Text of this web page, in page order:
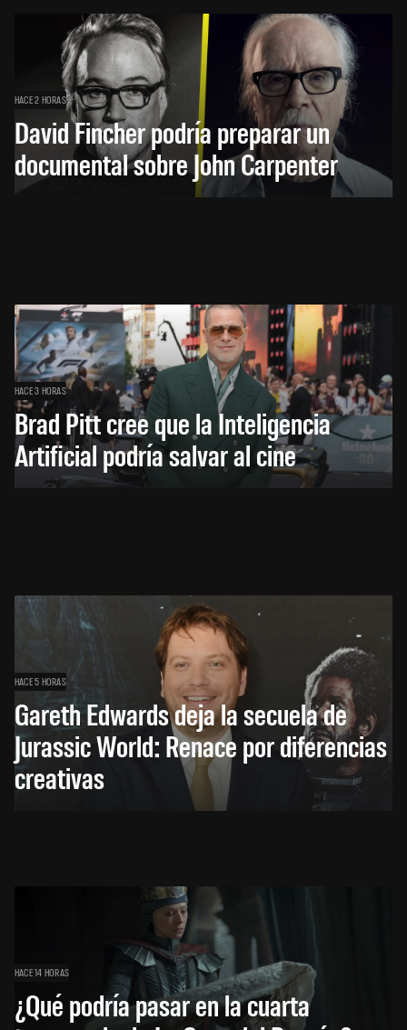
HACE 2 HORAS
David Fincher podría preparar un
documental sobre John Carpenter
HACE 3 HORAS
Brad Pitt cree que la Inteligencia
Artificial podría salvar al cine
HACE 5 HORAS
Gareth Edwards deja la secuela de
Jurassic World: Renace por diferencias
creativas
HACE 14 HORAS
¿Qué podría pasar en la cuarta